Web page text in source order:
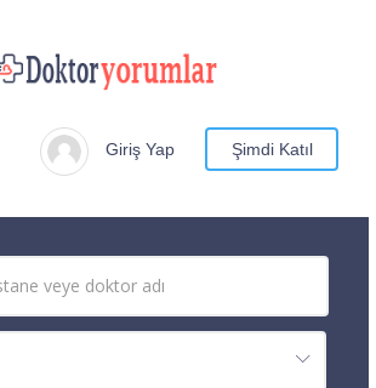
Giriş Yap Şimdi Katıl